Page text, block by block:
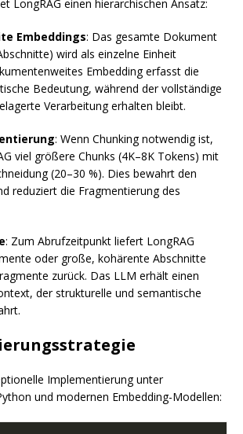
LongRAG einen hierarchischen Ansatz:
Embeddings: Das gesamte Dokument
wird als einzelne Einheit
Embedding erfasst die
Bedeutung, während der vollständige
Verarbeitung erhalten bleibt.
: Wenn Chunking notwendig ist,
viel größere Chunks (4K–8K Tokens) mit
(20–30 %). Dies bewahrt den
reduziert die Fragmentierung des
: Zum Abrufzeitpunkt liefert LongRAG
oder große, kohärente Abschnitte
zurück. Das LLM erhält einen
der strukturelle und semantische
Implementierung unter
und modernen Embedding-Modellen: